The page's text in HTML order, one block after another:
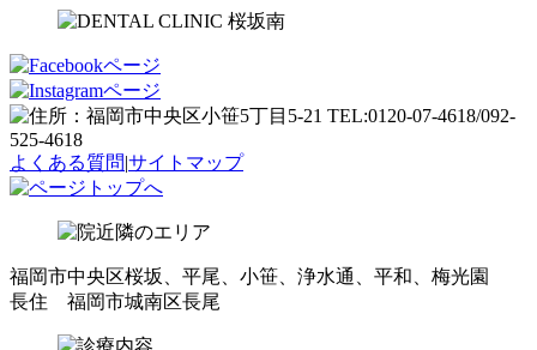
よくある質問|サイトマップ
福岡市中央区桜坂、平尾、小笹、浄水通、平和、梅光園
長住 福岡市城南区長尾